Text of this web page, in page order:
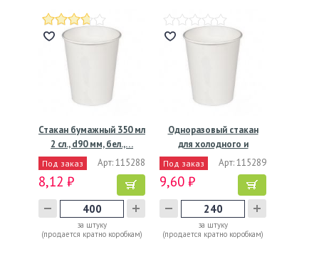
Стакан бумажный 350 мл
2 сл., d90 мм, бел.,…
Под заказ Арт: 115288
8,12 ₽
за штуку
(продается кратно коробкам)
Одноразовый стакан
для холодного и
горячего,…
Под заказ Арт: 115289
9,60 ₽
за штуку
(продается кратно коробкам)